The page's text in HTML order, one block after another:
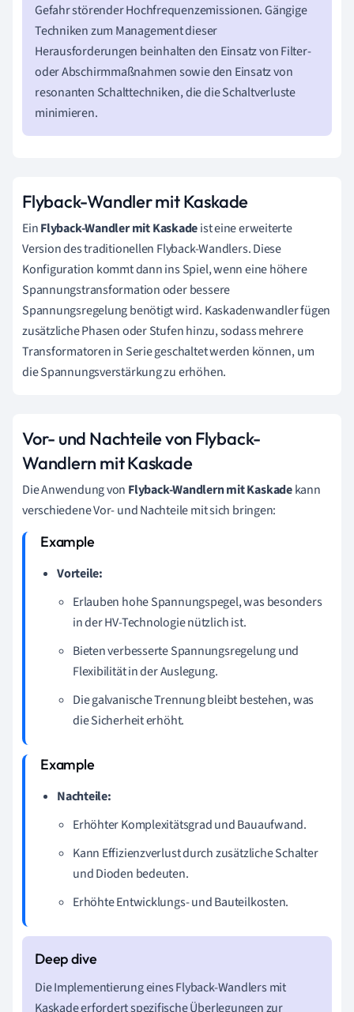
Gefahr störender Hochfrequenzemissionen. Gängige
Techniken zum Management dieser
Herausforderungen beinhalten den Einsatz von Filter-
oder Abschirmmaßnahmen sowie den Einsatz von
resonanten Schalttechniken, die die Schaltverluste
minimieren.
Flyback-Wandler mit Kaskade
EinFlyback-Wandler mit Kaskadeist eine erweiterte
Version des traditionellen Flyback-Wandlers. Diese
Konfiguration kommt dann ins Spiel, wenn eine höhere
Spannungstransformation oder bessere
Spannungsregelung benötigt wird. Kaskadenwandler fügen
zusätzliche Phasen oder Stufen hinzu, sodass mehrere
Transformatoren in Serie geschaltet werden können, um
die Spannungsverstärkung zu erhöhen.
Vor- und Nachteile von Flyback-
Wandlern mit Kaskade
Die Anwendung von Flyback-Wandlern mit Kaskadekann
verschiedene Vor- und Nachteile mit sich bringen:
Vorteile:
Erlauben hohe Spannungspegel, was besonders
in der HV-Technologie nützlich ist.
Bieten verbesserte Spannungsregelung und
Flexibilität in der Auslegung.
Die galvanische Trennung bleibt bestehen, was
die Sicherheit erhöht.
Nachteile:
Erhöhter Komplexitätsgrad und Bauaufwand.
Kann Effizienzverlust durch zusätzliche Schalter
und Dioden bedeuten.
Erhöhte Entwicklungs- und Bauteilkosten.
Die Implementierung eines Flyback-Wandlers mit
Kaskade erfordert spezifische Überlegungen zur